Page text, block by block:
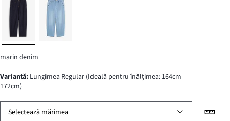
marin denim
variantă: Lungimea Regular (Ideală pentru înălțimea: 164cm-
172cm)
Selectează mărimea